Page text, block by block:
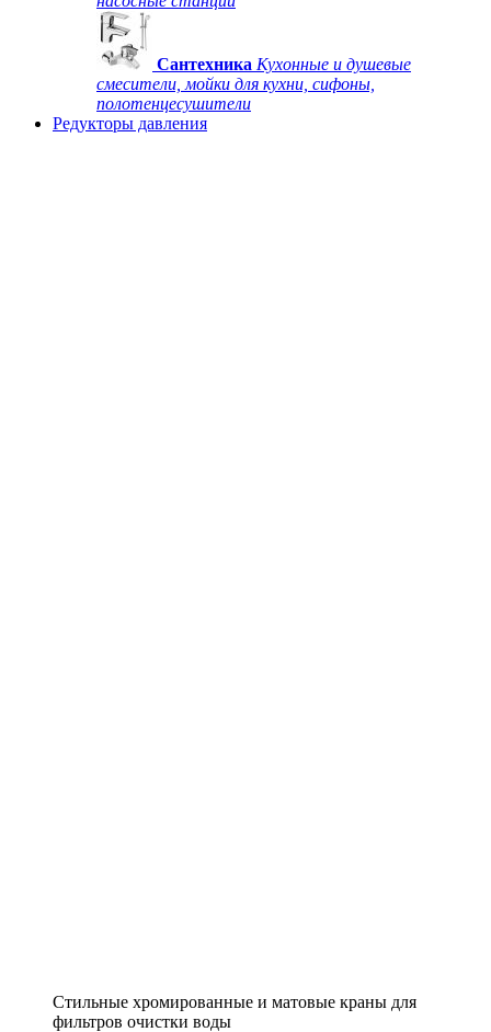
Сантехника Кухонные и душевые
смесители, мойки для кухни, сифоны,
полотенцесушители
Редукторы давления
Стильные хромированные и матовые краны для
фильтров очистки воды